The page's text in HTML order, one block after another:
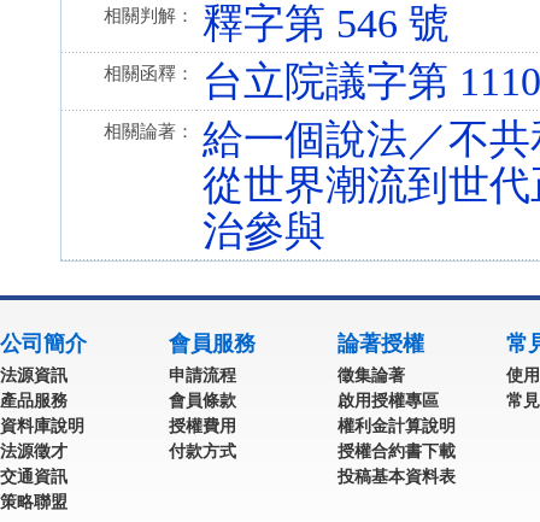
相關判解： 釋字第 546 號
相關函釋： 台立院議字第
相關論著：
給一個說法／不
從世界潮流到世
治參與
公司簡介
法源資訊
產品服務
資料庫說明
法源徵才
交通資訊
策略聯盟
會員服務
申請流程
會員條款
授權費用
付款方式
論著授權
徵集論著
啟用授權專區
權利金計算說明
授權合約書下載
投稿基本資料表
常
使
常